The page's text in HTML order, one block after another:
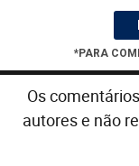
*PARA
Os
autores e não